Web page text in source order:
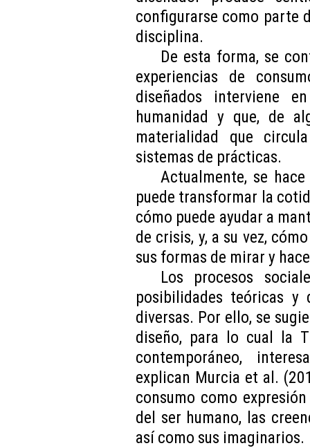
configurarse como parte
disciplina.
De esta forma, se
experiencias de
diseñados interviene
humanidad y que, de
materialidad que
sistemas de prácticas.
Actualmente, se
puede transformar la
cómo puede ayudar a
de crisis, y, a su vez,
sus formas de mirar y
Los procesos
posibilidades teóricas y
diversas. Por ello, se
diseño, para lo cual la
contemporáneo,
explican Murcia et al.
consumo como
del ser humano, las
así como sus imaginarios.